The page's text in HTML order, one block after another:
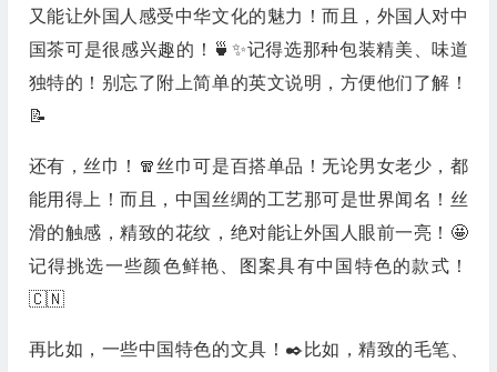
又能让外国人感受中华文化的魅力！而且，外国人对中
国茶可是很感兴趣的！🍵✨记得选那种包装精美、味道
独特的！别忘了附上简单的英文说明，方便他们了解！
📝
还有，丝巾！🧣丝巾可是百搭单品！无论男女老少，都
能用得上！而且，中国丝绸的工艺那可是世界闻名！丝
滑的触感，精致的花纹，绝对能让外国人眼前一亮！🤩
记得挑选一些颜色鲜艳、图案具有中国特色的款式！
🇨🇳
再比如，一些中国特色的文具！✒️比如，精致的毛笔、